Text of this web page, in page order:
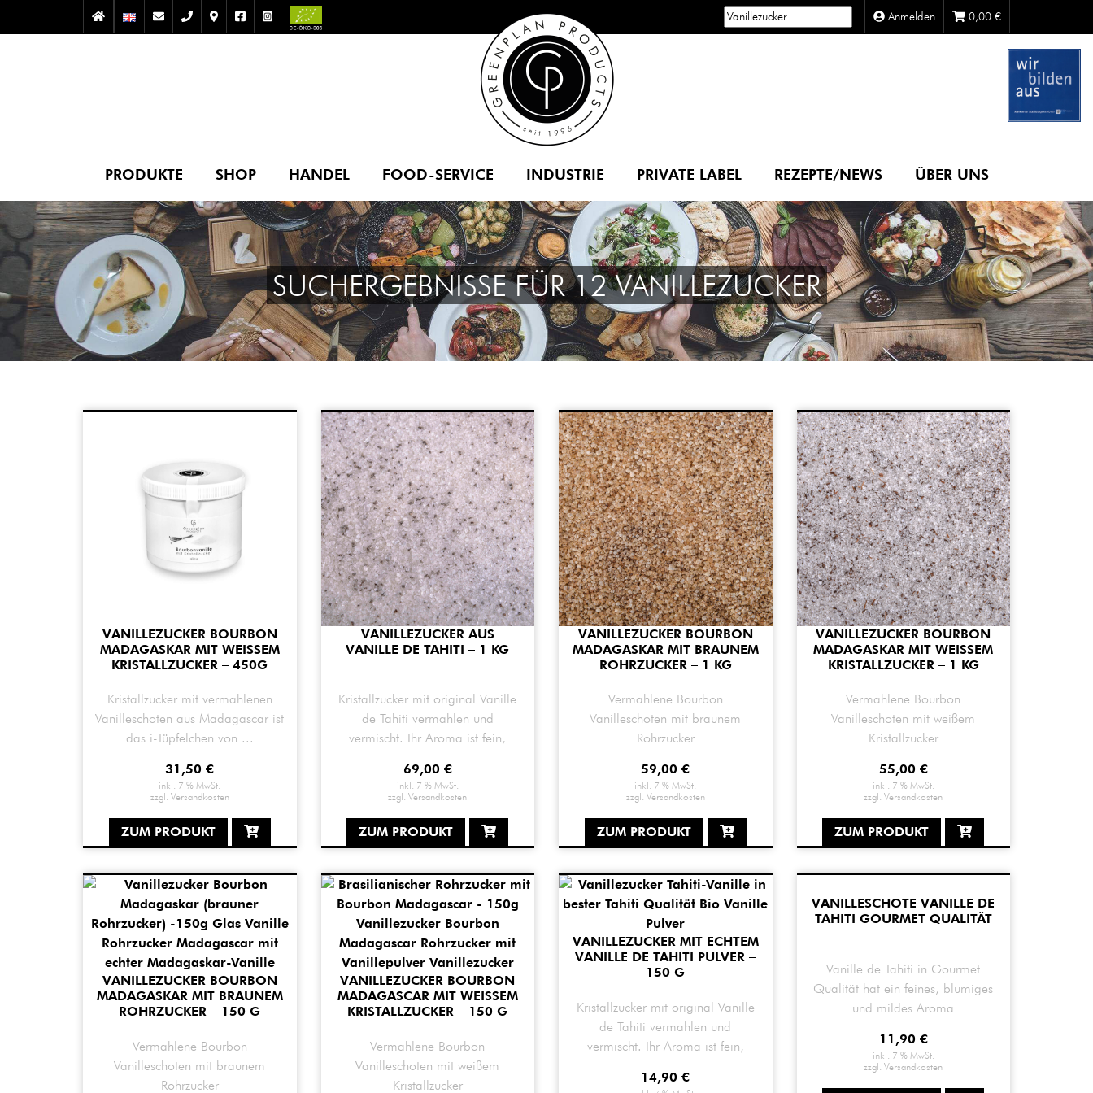
Anmelden 0,00 €
PRODUKTE SHOP HANDEL FOOD-SERVICE INDUSTRIE PRIVATE LABEL REZEPTE/NEWS ÜBER UNS
SUCHERGEBNISSE FÜR 12 VANILLEZUCKER
VANILLEZUCKER BOURBON
MADAGASKAR MIT WEISSEM K
RISTALLZUCKER – 450G
Kristallzucker mit vermahlenen
Vanilleschoten aus Madagascar ist
das i-Tüpfelchen von ...
31,50€
inkl. 7 % MwSt.
zzgl. Versandkosten
ZUM PRODUKT
VANILLEZUCKER AUS
VANILLE DE TAHITI – 1 KG
Kristallzucker mit original Vanille
de Tahiti vermahlen und
vermischt. Ihr Aroma ist fein,
69,00 €
inkl. 7 % MwSt.
zzgl.Versandkosten
ZUM PRODUKT
VANILLEZUCKER BOURBON
MADAGASKAR MIT BRAUNEM
ROHRZUCKER – 1 KG
Vermahlene Bourbon
Vanilleschoten mit braunem
Rohrzucker
59,00€
inkl. 7 % MwSt.
zzgl. Versandkosten
ZUM PRODUKT
VANILLEZUCKER BOURBON
MADAGASKAR MIT WEISSEM K
RISTALLZUCKER – 1 KG
Vermahlene Bourbon
Vanilleschoten mit weißem
Kristallzucker
55,00 €
inkl. 7 % MwSt.
zzgl.Versandkosten
ZUM PRODUKT
VANILLEZUCKER BOURBON
MADAGASKAR MIT BRAUNEM
ROHRZUCKER – 150 G
Vermahlene Bourbon
Vanilleschoten mit braunem
Rohrzucker
VANILLEZUCKER BOURBON
MADAGASCAR MIT WEISSEM K
RISTALLZUCKER – 150 G
Vermahlene Bourbon
Vanilleschoten mit weißem
Kristallzucker
VANILLEZUCKER MIT ECHTEM
VANILLE DE TAHITI PULVER –
150 G
Kristallzucker mit original Vanille
de Tahiti vermahlen und
vermischt. Ihr Aroma ist fein,
14,90€
VANILLESCHOTE VANILLE DE
TAHITI GOURMET QUALITÄT
Vanille de Tahiti in Gourmet
Qualität hat ein feines, blumiges
und mildes Aroma
11,90 €
inkl. 7 % MwSt.
zzgl.Versandkosten